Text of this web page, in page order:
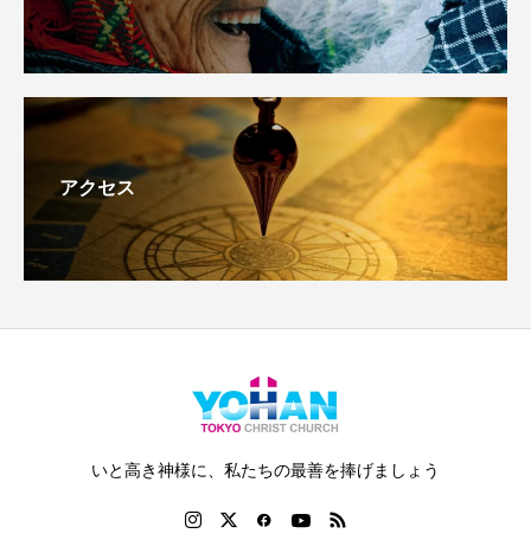
アクセス
いと高き神様に、私たちの最善を捧げましょう